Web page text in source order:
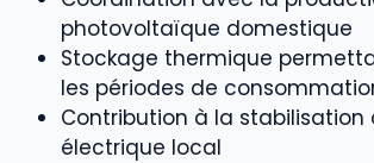
photovoltaïque domestique
Stockage thermique
les périodes de
Contribution à la stabilisation
électrique local